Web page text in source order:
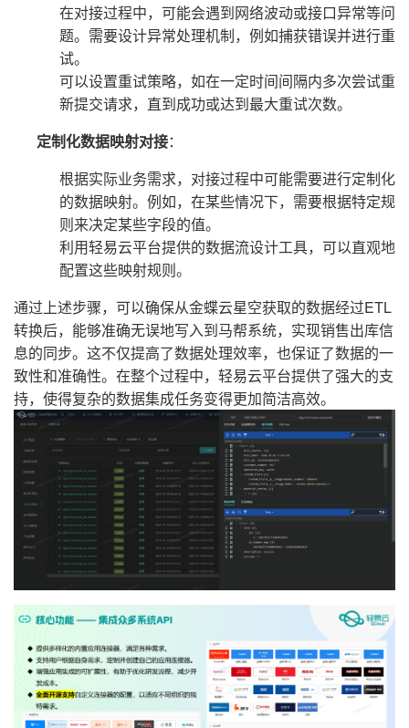
在对接过程中，可能会遇到网络波动或接口异常等问
题。需要设计异常处理机制，例如捕获错误并进行重
试。
可以设置重试策略，如在一定时间间隔内多次尝试重
新提交请求，直到成功或达到最大重试次数。
定制化数据映射对接：
根据实际业务需求，对接过程中可能需要进行定制化
的数据映射。例如，在某些情况下，需要根据特定规
则来决定某些字段的值。
利用轻易云平台提供的数据流设计工具，可以直观地
配置这些映射规则。
通过上述步骤，可以确保从金蝶云星空获取的数据经过ETL
转换后，能够准确无误地写入到马帮系统，实现销售出库信
息的同步。这不仅提高了数据处理效率，也保证了数据的一
致性和准确性。在整个过程中，轻易云平台提供了强大的支
持，使得复杂的数据集成任务变得更加简洁高效。